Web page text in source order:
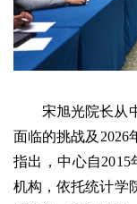
宋旭光院长从
面临的挑战及2026
指出，中心自
机构，依托统计学